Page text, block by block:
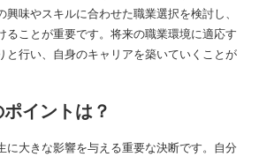
味やスキルに合わせた職業選択を検討し、
ることが重要です。将来の職業環境に適応す
と行い、自身のキャリアを築いていくことが
イントは？
に大きな影響を与える重要な決断です。自分